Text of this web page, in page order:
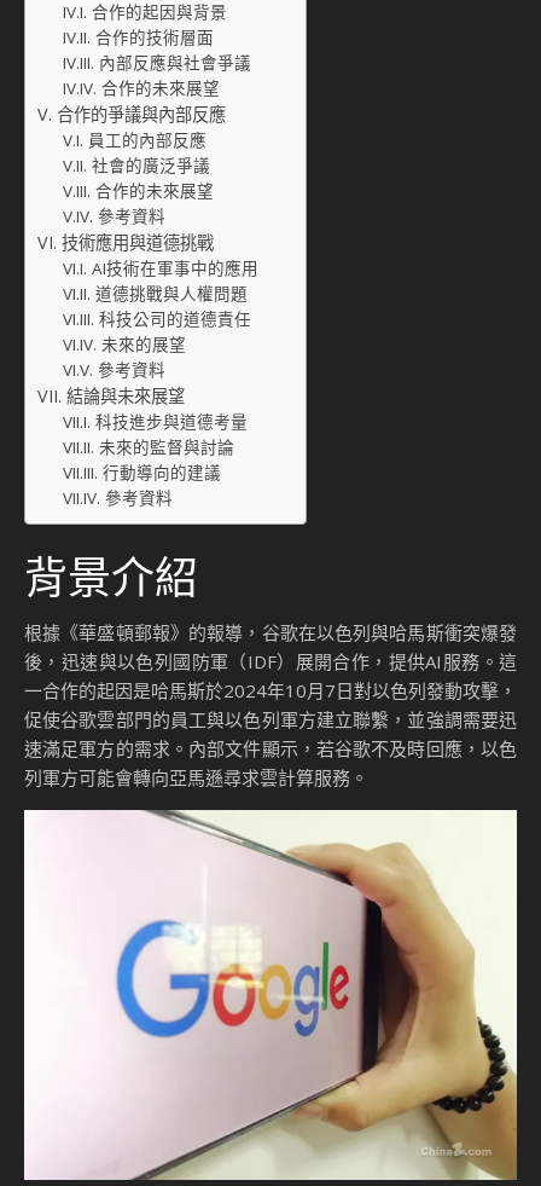
合作的起因與背景
合作的技術層面
內部反應與社會爭議
合作的未來展望
合作的爭議與內部反應
員工的內部反應
社會的廣泛爭議
合作的未來展望
參考資料
技術應用與道德挑戰
AI技術在軍事中的應用
道德挑戰與人權問題
科技公司的道德責任
未來的展望
參考資料
結論與未來展望
科技進步與道德考量
未來的監督與討論
行動導向的建議
參考資料
背景介紹
根據《華盛頓郵報》的報導，谷歌在以色列與哈馬斯衝突爆發
後，迅速與以色列國防軍（IDF）展開合作，提供AI服務。這
一合作的起因是哈馬斯於2024年10月7日對以色列發動攻擊，
促使谷歌雲部門的員工與以色列軍方建立聯繫，並強調需要迅
速滿足軍方的需求。內部文件顯示，若谷歌不及時回應，以色
列軍方可能會轉向亞馬遜尋求雲計算服務。